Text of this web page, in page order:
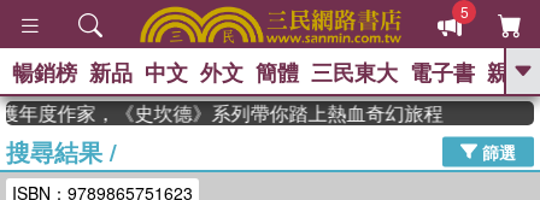
5
GO
The Odyssey 、
父親節 、 如果歷史是一群喵 、 暑期
暢銷榜 新品 中文 外文 簡體 三民東大 電子書 親子
度作家，《史坎德》系列帶你踏上熱血奇幻旅程
搜尋結果/
篩選
ISBN：9789865751623